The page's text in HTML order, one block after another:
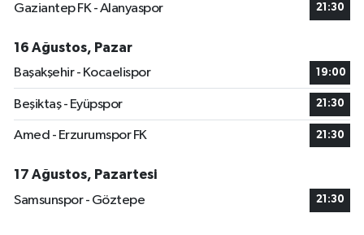
Gaziantep FK - Alanyaspor 21:30
16 Ağustos, Pazar
Başakşehir - Kocaelispor
19:00
Beşiktaş - Eyüpspor 21:30
Amed - Erzurumspor FK 21:30
17 Ağustos, Pazartesi
Samsunspor - Göztepe
21:30